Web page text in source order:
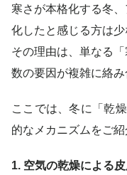
寒さが本格化する冬
化したと感じる方は少
その理由は、単なる
数の要因が複雑に絡み
ここでは、冬に「乾
的なメカニズムをご紹
1. 空気の乾燥による